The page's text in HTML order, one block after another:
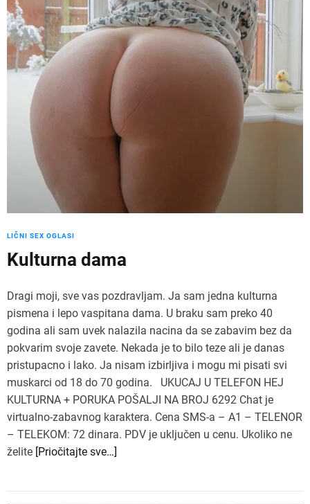
LIČNI SEX OGLASI
Kulturna dama
Dragi moji, sve vas pozdravljam. Ja sam jedna kulturna
pismena i lepo vaspitana dama. U braku sam preko 40
godina ali sam uvek nalazila nacina da se zabavim bez da
pokvarim svoje zavete. Nekada je to bilo teze ali je danas
pristupacno i lako. Ja nisam izbirljiva i mogu mi pisati svi
muskarci od 18 do 70 godina. UKUCAJ U TELEFON HEJ
KULTURNA + PORUKA POŠALJI NA BROJ 6292 Chat je
virtualno-zabavnog karaktera. Cena SMS-a – A1 – TELENOR
– TELEKOM: 72 dinara. PDV je uključen u cenu. Ukoliko ne
želite [Priočitajte sve…]